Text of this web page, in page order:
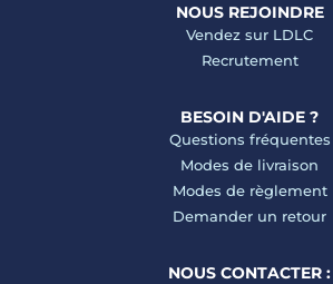
NOUS REJOINDRE
Vendez sur LDLC
Recrutement
BESOIN D'AIDE ?
Questions fréquentes
Modes de livraison
Modes de règlement
Demander un retour
NOUS CONTACTER :